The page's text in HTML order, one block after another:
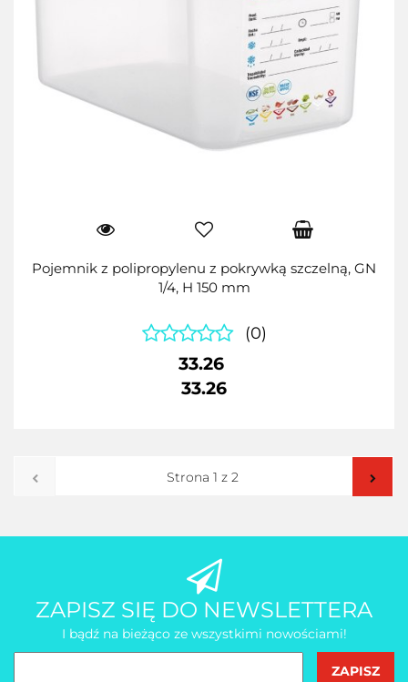
Pojemnik z polipropylenu z pokrywką szczelną, GN
1/4, H 150 mm
(0)
33.26
33.26
ZAPISZ SIĘ DO NEWSLETTERA
I bądź na bieżąco ze wszystkimi nowościami!